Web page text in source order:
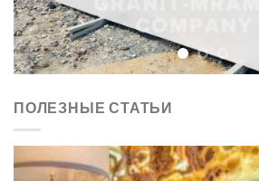
ПОЛЕЗНЫЕ СТАТЬИ